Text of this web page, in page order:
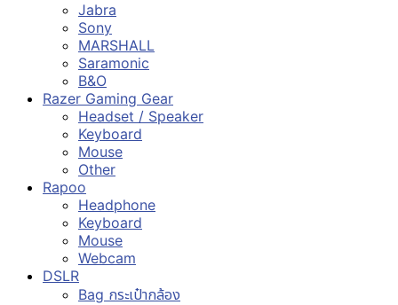
Jabra
Sony
MARSHALL
Saramonic
B&O
Razer Gaming Gear
Headset / Speaker
Keyboard
Mouse
Other
Rapoo
Headphone
Keyboard
Mouse
Webcam
DSLR
Bag กระเป๋ากล้อง